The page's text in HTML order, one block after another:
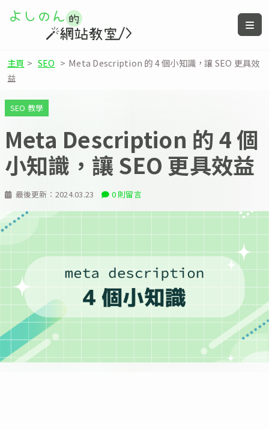
主頁 > SEO > Meta Description 的 4 個小知識，讓 SEO 更具效
益
最後更新： 2024.03.23 0 則留言
SEO 教學
Meta Description 的 4 個
小知識，讓 SEO 更具效益